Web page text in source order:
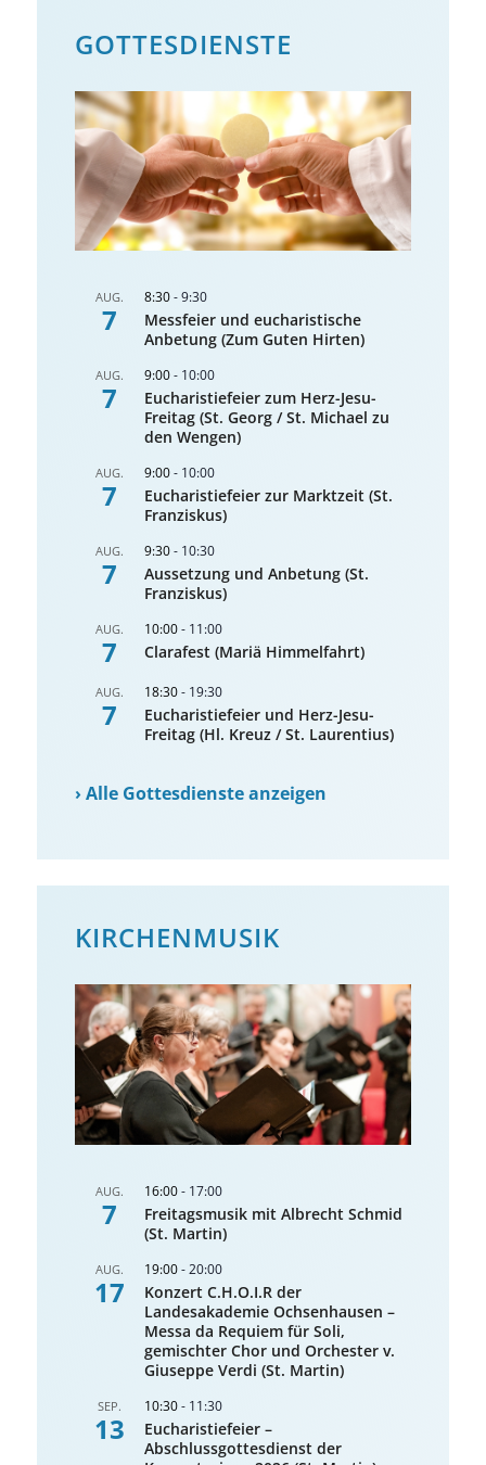
GOTTES­DIENSTE
AUG.
7
8:30-9:30
Messfeier und eucharistische
Anbetung (Zum Guten Hirten)
AUG.
7
9:00- 10:00
Eucharistiefeier zum Herz-Jesu-
Freitag (St. Georg / St. Michael zu
den Wengen)
AUG.
7
9:00- 10:00
Eucharistiefeier zur Marktzeit (St.
Franziskus)
AUG.
7
9:30- 10:30
Aussetzung und Anbetung (St.
Franziskus)
AUG.
7
10:00- 11:00
Clarafest (Mariä Himmelfahrt)
AUG.
7
18:30- 19:30
Eucharistiefeier und Herz-Jesu-
Freitag (Hl. Kreuz / St. Laurentius)
›Alle Gottesdienste anzeigen
KIRCHENMUSIK
AUG.
7
16:00- 17:00
Freitagsmusik mit Albrecht Schmid
(St. Martin)
AUG.
17
19:00-20:00
Konzert C.H.O.I.R der
Landesakademie Ochsenhausen –
Messa da Requiem für Soli,
gemischter Chor und Orchester v.
Giuseppe Verdi (St. Martin)
SEP.
13
10:30- 11:30
Eucharistiefeier –
Abschlussgottesdienst der